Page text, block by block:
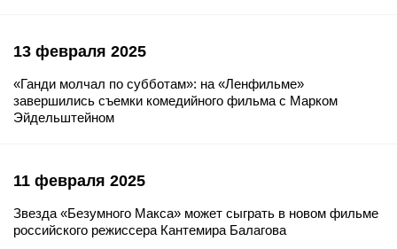
13 февраля 2025
«Ганди молчал по субботам»: на «Ленфильме»
завершились съемки комедийного фильма с Марком
Эйдельштейном
11 февраля 2025
Звезда «Безумного Макса» может сыграть в новом фильме
российского режиссера Кантемира Балагова